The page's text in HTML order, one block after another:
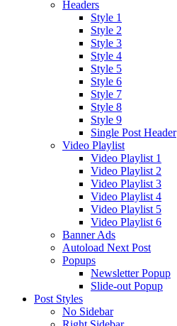
Headers
Style 1
Style 2
Style 3
Style 4
Style 5
Style 6
Style 7
Style 8
Style 9
Single Post Header
Video Playlist
Video Playlist 1
Video Playlist 2
Video Playlist 3
Video Playlist 4
Video Playlist 5
Video Playlist 6
Banner Ads
Autoload Next Post
Popups
Newsletter Popup
Slide-out Popup
Post Styles
No Sidebar